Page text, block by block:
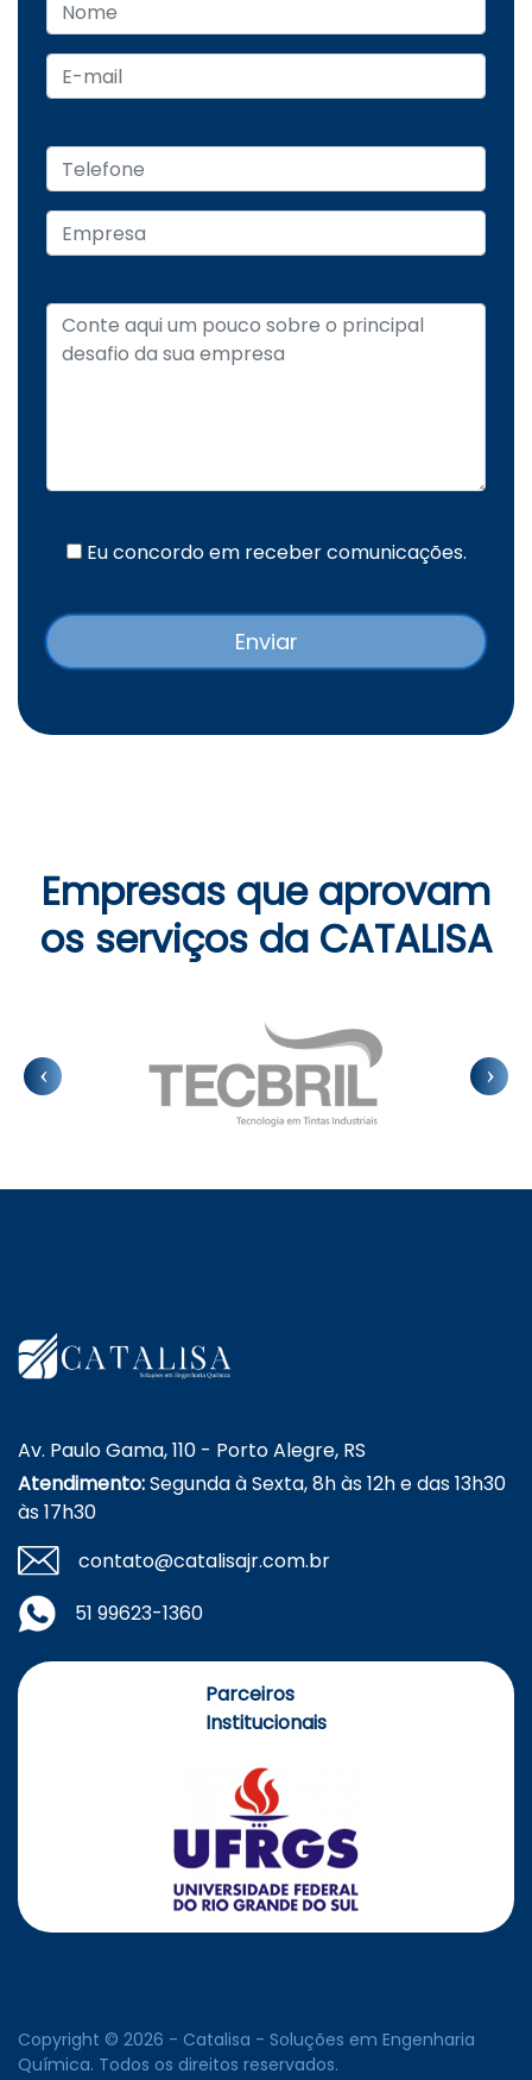
Eu concordo em receber comunicações.
Empresas que aprovam
os serviços da CATALISA
Av. Paulo Gama, 110 - Porto Alegre, RS
Atendimento:Segunda à Sexta, 8h às 12h e das 13h30
às 17h30
contato@catalisajr.com.br
51 99623-1360
Parceiros
Institucionais
Copyright © 2026 - Catalisa - Soluções em Engenharia
Química. Todos os direitos reservados.